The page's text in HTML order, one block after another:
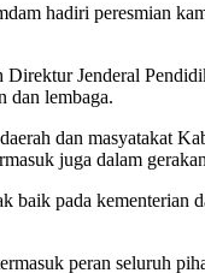
hadiri peresmian
Jenderal
dan lembaga.
dan masyatakat
juga dalam
baik pada
peran seluruh